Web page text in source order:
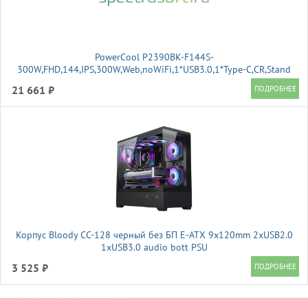
PowerCool P2390BK-F144S-
300W,FHD,144,IPS,300W,Web,noWiFi,1*USB3.0,1*Type-C,CR,Stand
21 661 ₽
Корпус Bloody CC-128 черный без БП E-ATX 9x120mm 2xUSB2.0
1xUSB3.0 audio bott PSU
3 525 ₽